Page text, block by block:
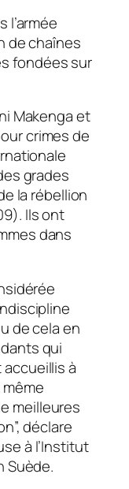
l’armée
de chaînes
fondées sur
Makenga et
crimes de
grades
la rébellion
Ils ont
dans
de cela en
qui
à
meilleures
déclare
à l’Institut
Suède.